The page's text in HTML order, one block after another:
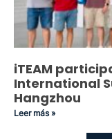
iTEAM
International
Hangzhou
Leer más »